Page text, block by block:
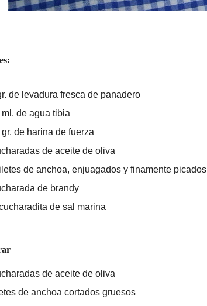
de levadura fresca de panadero
ml. de agua tibia
de harina de fuerza
de aceite de oliva
de anchoa, enjuagados y finamente picados
de brandy
de sal marina
de aceite de oliva
de anchoa cortados gruesos